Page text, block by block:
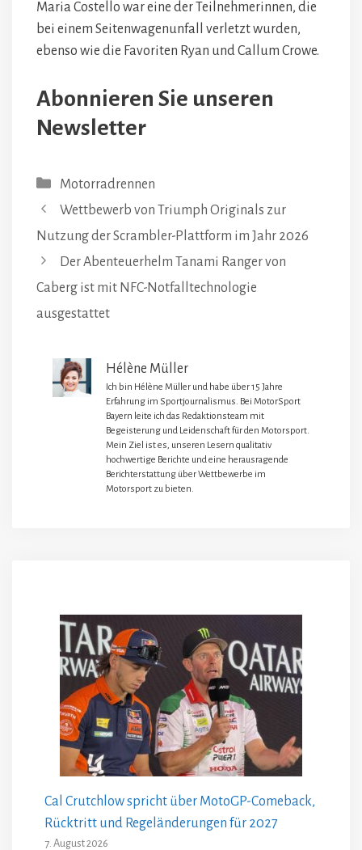
Maria Costello war eine der Teilnehmerinnen, die
bei einem Seitenwagenunfall verletzt wurden,
ebenso wie die Favoriten Ryan und Callum Crowe.
Abonnieren Sie unseren
Newsletter
Kategorien
Motorradrennen
Wettbewerb von Triumph Originals zur
Nutzung der Scrambler-Plattform im Jahr 2026
Der Abenteuerhelm Tanami Ranger von
Caberg ist mit NFC-Notfalltechnologie
ausgestattet
Hélène Müller
Ich bin Hélène Müller und habe über 15 Jahre
Erfahrung im Sportjournalismus. Bei MotorSport
Bayern leite ich das Redaktionsteam mit
Begeisterung und Leidenschaft für den Motorsport.
Mein Ziel ist es, unseren Lesern qualitativ
hochwertige Berichte und eine herausragende
Berichterstattung über Wettbewerbe im
Motorsport zu bieten.
Cal Crutchlow spricht über MotoGP-Comeback,
Rücktritt und Regeländerungen für 2027
7. August 2026